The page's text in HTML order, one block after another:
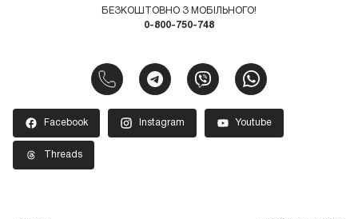
БЕЗКОШТОВНО З МОБІЛЬНОГО!
0-800-750-748
Facebook Instagram Youtube
Threads